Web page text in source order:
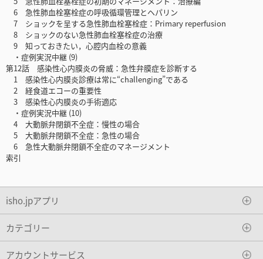
6 急性肺血栓塞栓症の呼吸循環管理とヘパリン
7 ショックを呈する急性肺血栓塞栓症：Primary reperfusion
8 ショックのない急性肺血栓塞栓症の治療
9 知っておきたい，心腔内血栓の意義
・症例実況中継 (9)
第12話 感染性心内膜炎の脅威：急性弁膜症を診断する
1 感染性心内膜炎診療は常に“challenging”である
2 経食道エコーの重要性
3 感染性心内膜炎の手術適応
・症例実況中継 (10)
4 大動脈弁閉鎖不全症：慢性の場合
5 大動脈弁閉鎖不全症：急性の場合
6 急性大動脈弁閉鎖不全症のマネージメント
索引
isho.jpアプリ
カテゴリー
アカウントサービス